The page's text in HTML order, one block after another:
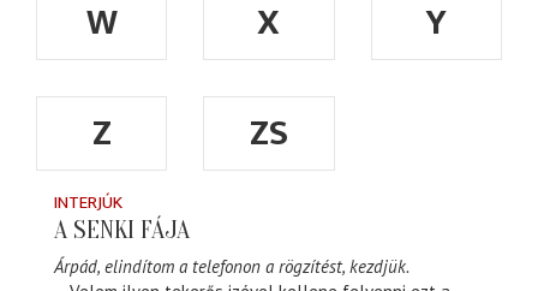
W
X
Y
Z
ZS
INTERJÚK
A SENKI FÁJA
Árpád, elindítom a telefonon a rögzítést, kezdjük.